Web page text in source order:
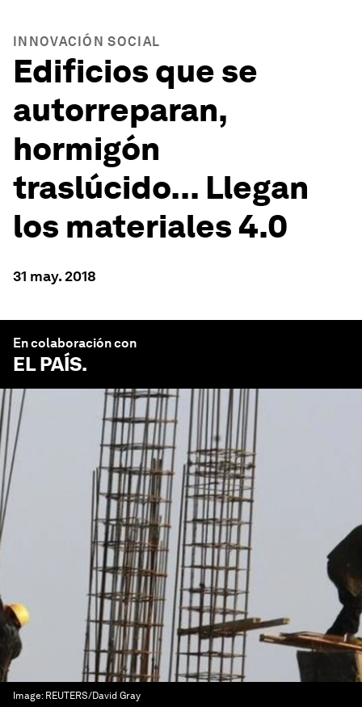
INNOVACIÓN SOCIAL
Edificios que se
autorreparan,
hormigón
traslúcido... Llegan
los materiales 4.0
31 may. 2018
En colaboración con
EL PAÍS.
Image: REUTERS/David Gray